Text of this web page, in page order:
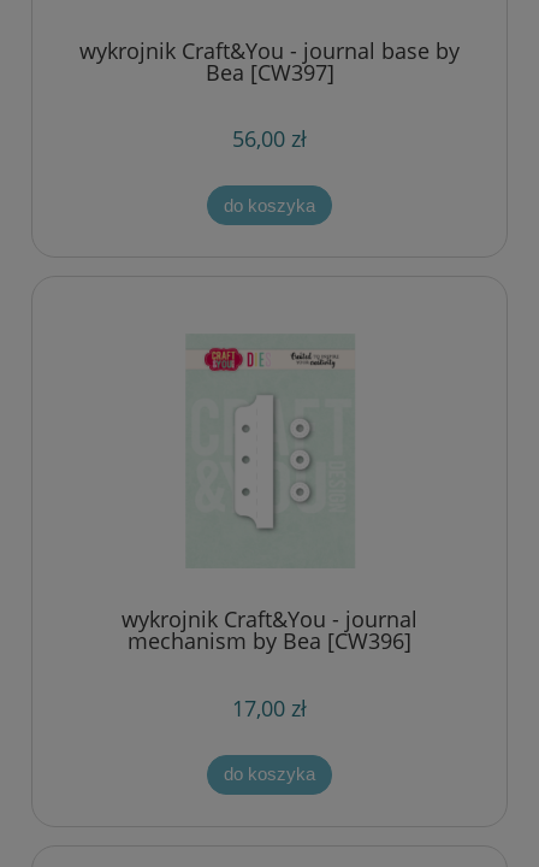
wykrojnik Craft&You - journal base by
Bea [CW397]
56,00 zł
do koszyka
wykrojnik Craft&You - journal
mechanism by Bea [CW396]
17,00 zł
do koszyka